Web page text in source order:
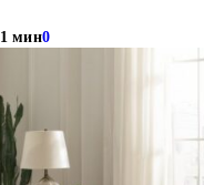
1 мин0